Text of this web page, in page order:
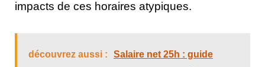
impacts de ces horaires atypiques.
découvrez aussi :
Salaire net 25h : guide